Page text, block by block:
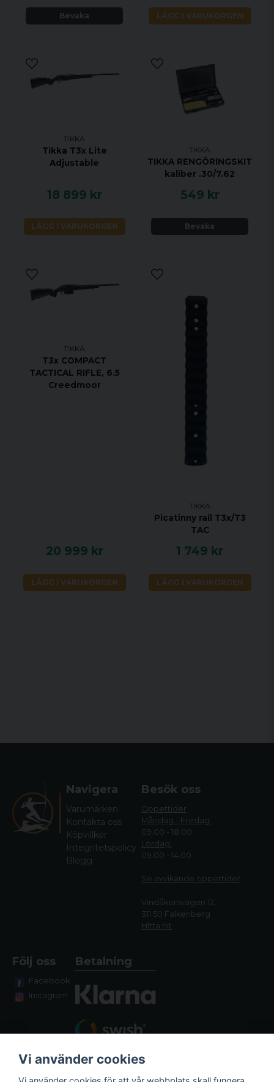
Bevaka LÄGG I VARUKORGEN
TIKKA
Tikka T3x Lite
Adjustable
18 899 kr
LÄGG I VARUKORGEN
TIKKA
TIKKA RENGÖRINGSKIT
kaliber .30/7.62
549 kr
Bevaka
TIKKA
T3x COMPACT
TACTICAL RIFLE, 6.5
Creedmoor
20 999 kr
LÄGG I VARUKORGEN
TIKKA
Picatinny rail T3x/T3
TAC
1 749 kr
LÄGG I VARUKORGEN
Navigera
Varumärken
Kontakta oss
Köpvillkor
Integritetspolicy
Blogg
Besök oss
Öppettider
Måndag - Fredag:
09.00 - 18.00
Lördag:
09.00 - 14.00
Se avvikande öppettider
Vindåkersvägen 12,
311 50 Falkenberg
Hitta hit
Följ oss
Facebook
Instagram
Betalning
Vi använder cookies